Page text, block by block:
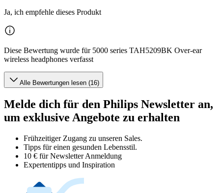
Ja, ich empfehle dieses Produkt
Diese Bewertung wurde für 5000 series TAH5209BK Over-ear
wireless headphones verfasst
Alle Bewertungen lesen (16)
Melde dich für den Philips Newsletter an,
um exklusive Angebote zu erhalten
Frühzeitiger Zugang zu unseren Sales.
Tipps für einen gesunden Lebensstil.
10 € für Newsletter Anmeldung
Expertentipps und Inspiration